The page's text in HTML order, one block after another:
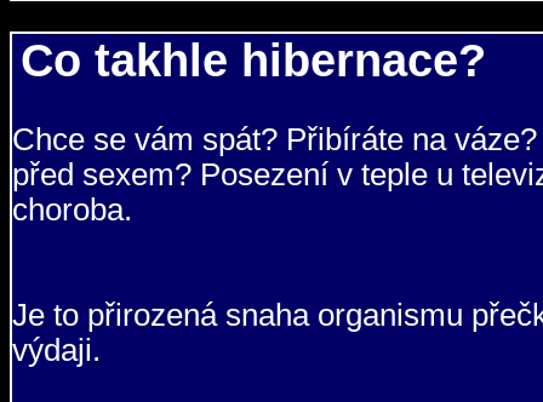
Co takhle hibernace?
Chce se vám spát? Přibíráte na
před sexem? Posezení v teple u
choroba.
Je to přirozená snaha organismu
výdaji.